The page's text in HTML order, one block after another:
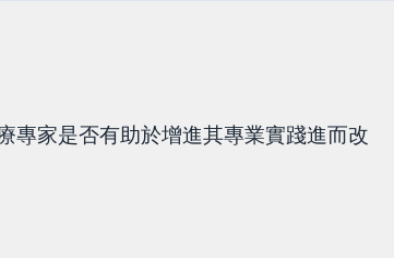
專家是否有助於增進其專業實踐進而改